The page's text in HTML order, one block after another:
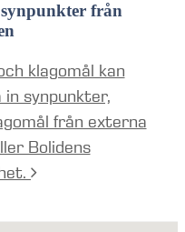
från
klagomål kan
synpunkter,
från externa
Bolidens